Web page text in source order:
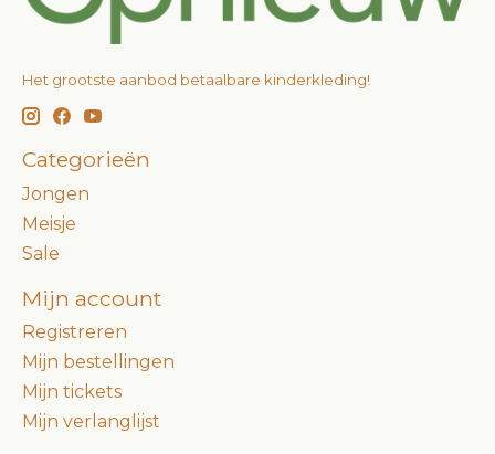
Het grootste aanbod betaalbare kinderkleding!
Categorieën
Jongen
Meisje
Sale
Mijn account
Registreren
Mijn bestellingen
Mijn tickets
Mijn verlanglijst